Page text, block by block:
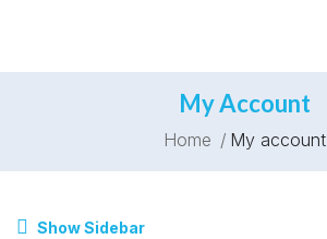
My Account
Home My account
Show Sidebar